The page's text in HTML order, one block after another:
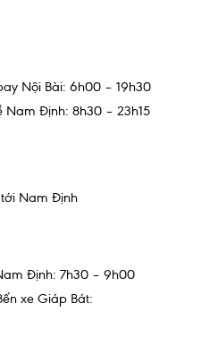
Nội Bài: 6h00 – 19h30
Nam Định: 8h30 – 23h15
Nam Định
Định: 7h30 – 9h00
xe Giáp Bát: